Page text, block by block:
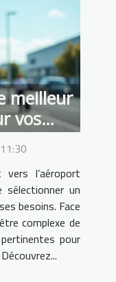
meilleur
vos
?
vers l’aéroport
un
besoins. Face
complexe de
pour